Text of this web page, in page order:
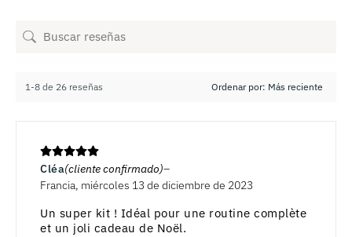
1-8 de 26 reseñas
Cléa(cliente confirmado)
Francia, miércoles 13 de diciembre de 2023
Un super kit ! Idéal pour une routine complète
et un joli cadeau de Noël.